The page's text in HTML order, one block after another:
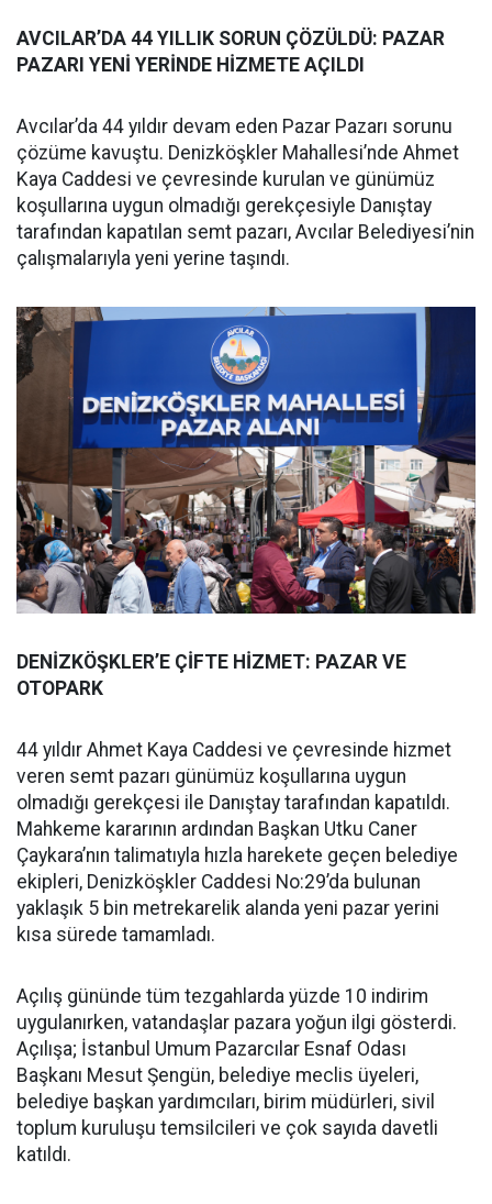
AVCILAR’DA 44 YILLIK SORUN ÇÖZÜLDÜ: PAZAR
PAZARI YENİ YERİNDE HİZMETE AÇILDI
Avcılar’da 44 yıldır devam eden Pazar Pazarı sorunu
çözüme kavuştu. Denizköşkler Mahallesi’nde Ahmet
Kaya Caddesi ve çevresinde kurulan ve günümüz
koşullarına uygun olmadığı gerekçesiyle Danıştay
tarafından kapatılan semt pazarı, Avcılar Belediyesi’nin
çalışmalarıyla yeni yerine taşındı.
DENİZKÖŞKLER’E ÇİFTE HİZMET: PAZAR VE
OTOPARK
44 yıldır Ahmet Kaya Caddesi ve çevresinde hizmet
veren semt pazarı günümüz koşullarına uygun
olmadığı gerekçesi ile Danıştay tarafından kapatıldı.
Mahkeme kararının ardından Başkan Utku Caner
Çaykara’nın talimatıyla hızla harekete geçen belediye
ekipleri, Denizköşkler Caddesi No:29’da bulunan
yaklaşık 5 bin metrekarelik alanda yeni pazar yerini
kısa sürede tamamladı.
Açılış gününde tüm tezgahlarda yüzde 10 indirim
uygulanırken, vatandaşlar pazara yoğun ilgi gösterdi.
Açılışa; İstanbul Umum Pazarcılar Esnaf Odası
Başkanı Mesut Şengün, belediye meclis üyeleri,
belediye başkan yardımcıları, birim müdürleri, sivil
toplum kuruluşu temsilcileri ve çok sayıda davetli
katıldı.